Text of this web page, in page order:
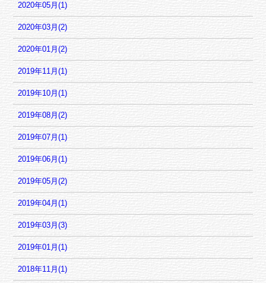
2020年05月(1)
2020年03月(2)
2020年01月(2)
2019年11月(1)
2019年10月(1)
2019年08月(2)
2019年07月(1)
2019年06月(1)
2019年05月(2)
2019年04月(1)
2019年03月(3)
2019年01月(1)
2018年11月(1)